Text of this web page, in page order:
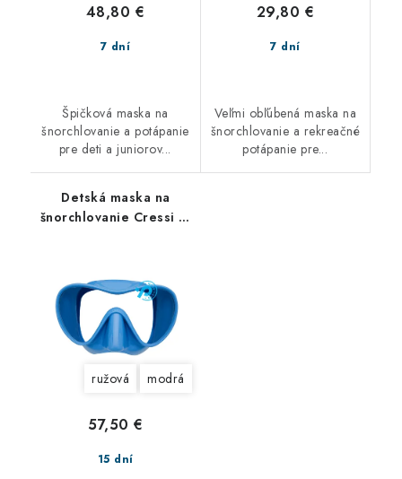
7 dní
48,80 €
Špičková maska na
šnorchlovanie a potápanie
pre deti a juniorov...
7 dní
29,80 €
Veľmi obľúbená maska na
šnorchlovanie a rekreačné
potápanie pre...
Detská maska na
šnorchlovanie Cressi F1
ružová modrá
15 dní
57,50 €